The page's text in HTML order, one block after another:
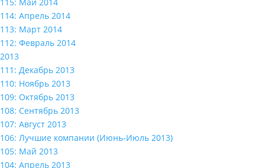
114: Апрель 2014
113: Март 2014
112: Февраль 2014
2013
111: Декабрь 2013
110: Ноябрь 2013
109: Октябрь 2013
108: Сентябрь 2013
107: Август 2013
106: Лучшие компании (Июнь-Июль 2013)
105: Май 2013
104: Апрель 2013